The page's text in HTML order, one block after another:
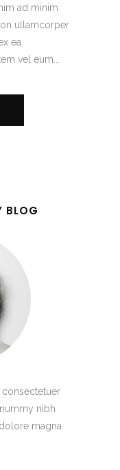
ad minim
ullamcorper
ea
vel eum...
BLOG
consectetuer
nibh
magna